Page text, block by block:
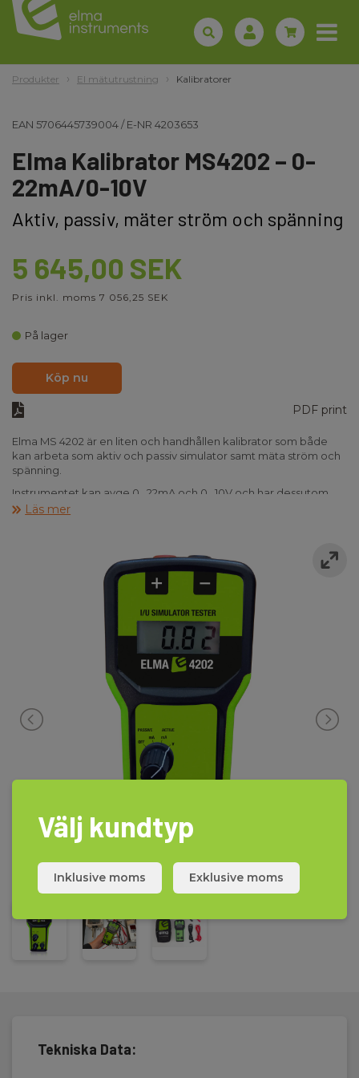
Produkter El mätutrustning Kalibratorer
EAN 5706445739004/E-NR 4203653
Elma Kalibrator MS4202 – 0-
22mA/0-10V
Aktiv, passiv, mäter ström och spänning
5 645,00 SEK
Pris inkl. moms 7 056,25 SEK
På lager
Köp nu
PDF print
Elma MS 4202 är en liten och handhållen kalibrator som både
kan arbeta som aktiv och passiv simulator samt mäta ström och
spänning.
Instrumentet kan avge 0...22mA och 0...10V och har dessutom
fast inställning av 4mA/20mA och 2V/10V. Det kan mäta 0-22mA
MS 4201 är idealet för bl.a. serviceteknikern och intrimmaren.
Instrumentet är batteridrivet således är man inte beroende av
annan spänningsförsörjning, det är dock möjligt att tillsluta en
nätadapter. Instrumentet levereras komplett i väska inkl. batteri
och testledningar.
Läs mer
Tekniska Data:
Välj kundtyp
Inklusive moms Exklusive moms